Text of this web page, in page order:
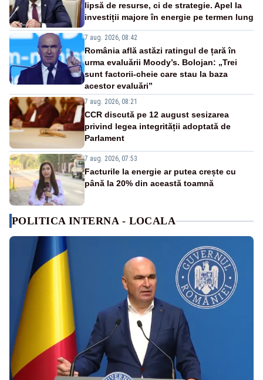
lipsă de resurse, ci de strategie. Apel la
investiții majore în energie pe termen lung
7 aug. 2026, 08:42
România află astăzi ratingul de țară în
urma evaluării Moody’s. Bolojan: „Trei
sunt factorii-cheie care stau la baza
acestor evaluări”
7 aug. 2026, 08:21
CCR discută pe 12 august sesizarea
privind legea integrității adoptată de
Parlament
7 aug. 2026, 07:53
Facturile la energie ar putea crește cu
până la 20% din această toamnă
POLITICA INTERNA - LOCALA